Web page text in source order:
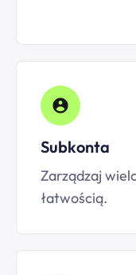
Subkonta
Zarządzaj
łatwością.